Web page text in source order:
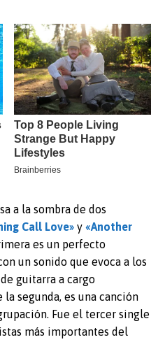
a la sombra de dos
Call Love» y «Another
es un perfecto
un sonido que evoca a los
guitarra a cargo
la segunda, es una canción
Fue el tercer single
más importantes del